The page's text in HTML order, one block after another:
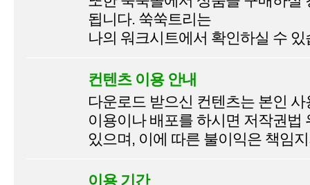
됩니다. 쑥쑥트리는
나의 워크시트에서 확인하실 수 있
컨텐츠 이용 안내
다운로드 받으신 컨텐츠는 본인
이용이나 배포를 하시면 저작권법
있으며, 이에 따른 불이익은 책임
이용 기간